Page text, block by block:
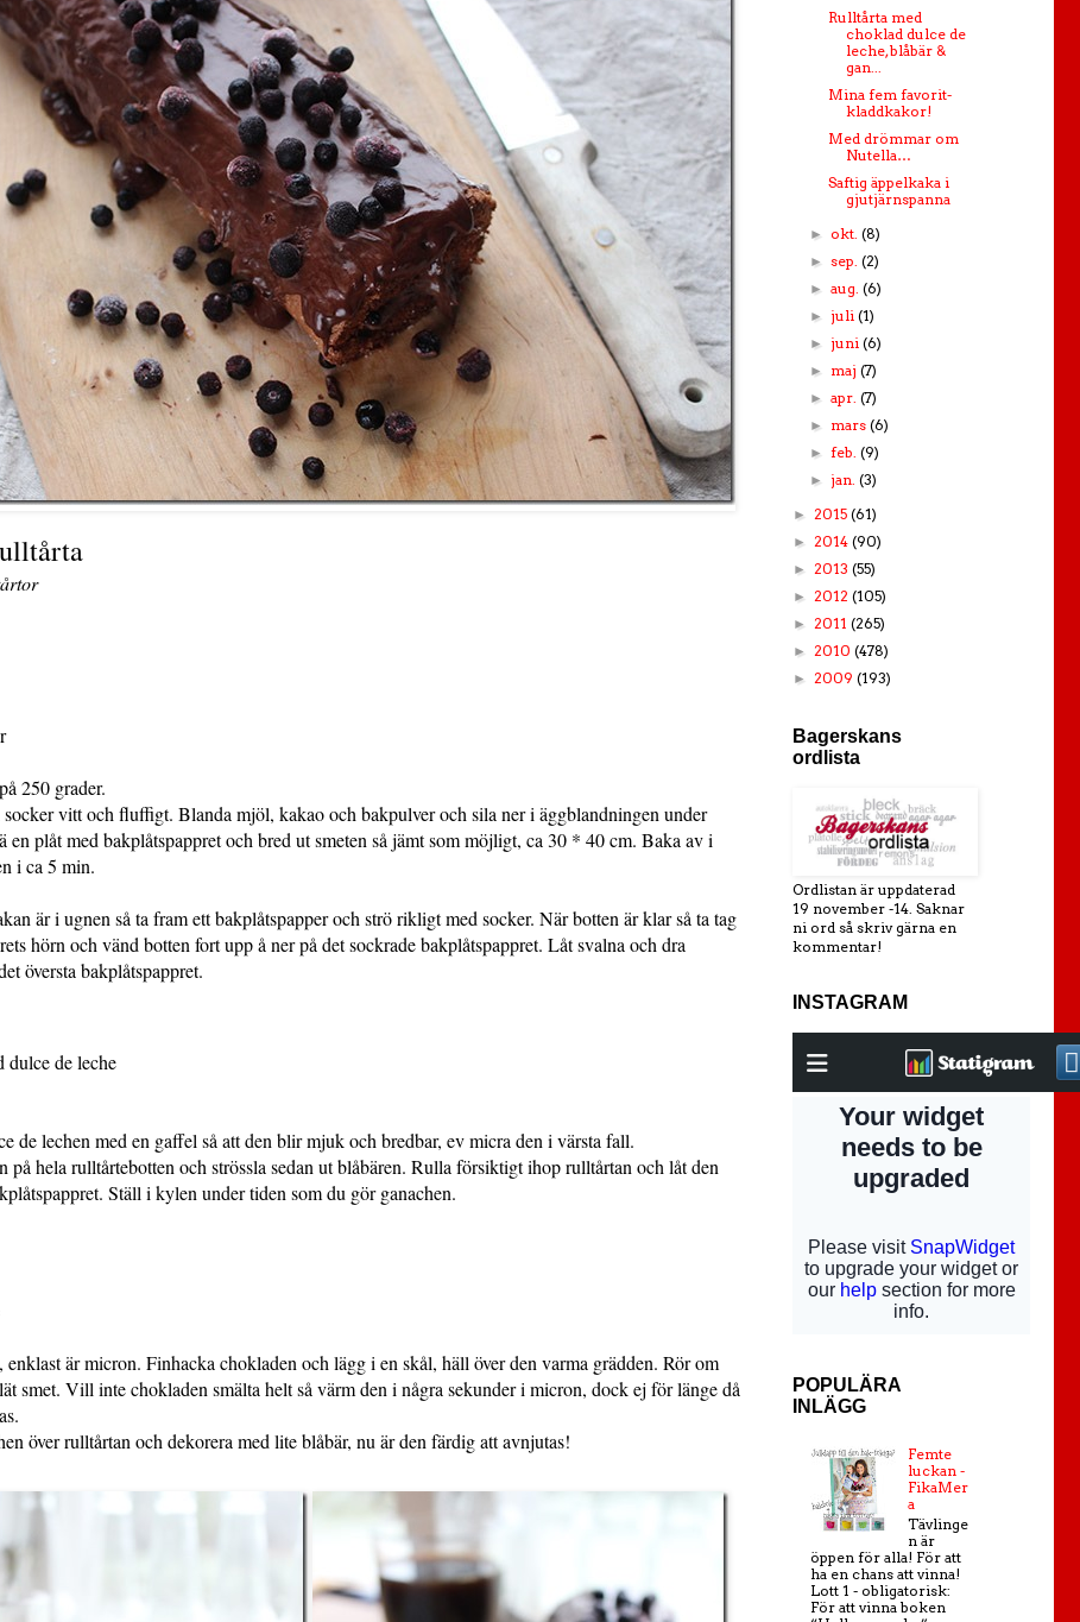
250 grader.
vitt och fluffigt. Blanda mjöl, kakao och bakpulver och sila ner i äggblandningen under
en plåt med bakplåtspappret och bred ut smeten så jämt som möjligt, ca 30 * 40 cm. Baka av i
i ca 5 min.
är i ugnen så ta fram ett bakplåtspapper och strö rikligt med socker. När botten är klar så ta tag
hörn och vänd botten fort upp å ner på det sockrade bakplåtspappret. Låt svalna och dra
översta bakplåtspappret.
dulce de leche
de lechen med en gaffel så att den blir mjuk och bredbar, ev micra den i värsta fall.
på hela rulltårtebotten och strössla sedan ut blåbären. Rulla försiktigt ihop rulltårtan och låt den
Ställ i kylen under tiden som du gör ganachen.
enklast är micron. Finhacka chokladen och lägg i en skål, häll över den varma grädden. Rör om
smet. Vill inte chokladen smälta helt så värm den i några sekunder i micron, dock ej för länge då
över rulltårtan och dekorera med lite blåbär, nu är den färdig att avnjutas!
Rulltårta med
choklad dulce de
leche, blåbär &
gan...
Mina fem favorit-
kladdkakor!
Med drömmar om
Nutella…
Saftig äppelkaka i
gjutjärnspanna
► okt.(8)
►sep.(2)
►aug.(6)
► juli(1)
► juni(6)
► maj(7)
►apr.(7)
► mars(6)
►feb.(9)
► jan.(3)
► 2015 (61)
► 2014 (90)
► 2013 (55)
► 2012 (105)
► 2011 (265)
► 2010 (478)
► 2009 (193)
Bagerskans
ordlista
Ordlistan är uppdaterad
19 november -14. Saknar
ni ord så skriv gärna en
kommentar!
INSTAGRAM
POPULÄRA
INLÄGG
Femte
luckan -
FikaMer
a
Tävlinge
n är
öppen för alla! För att
ha en chans att vinna!
Lott 1 - obligatorisk:
För att vinna boken